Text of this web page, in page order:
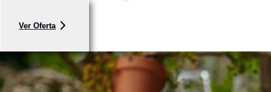
Ver Oferta